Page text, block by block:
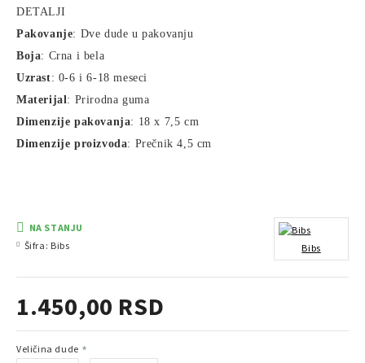
DETALJI
Pakovanje: Dve dude u pakovanju
Boja: Crna i bela
Uzrast: 0-6 i 6-18 meseci
Materijal: Prirodna guma
Dimenzije pakovanja: 18 x 7,5 cm
Dimenzije proizvoda: Prečnik 4,5 cm
1.450,00 RSD
NA STANJU
Šifra: Bibs Bibs
Veličina dude